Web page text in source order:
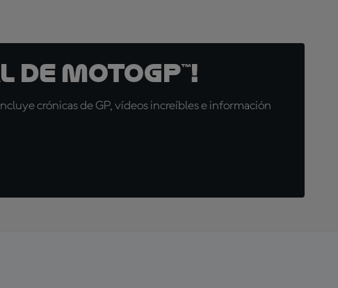
MotoGP™!
crónicas de GP, vídeos increíbles e información